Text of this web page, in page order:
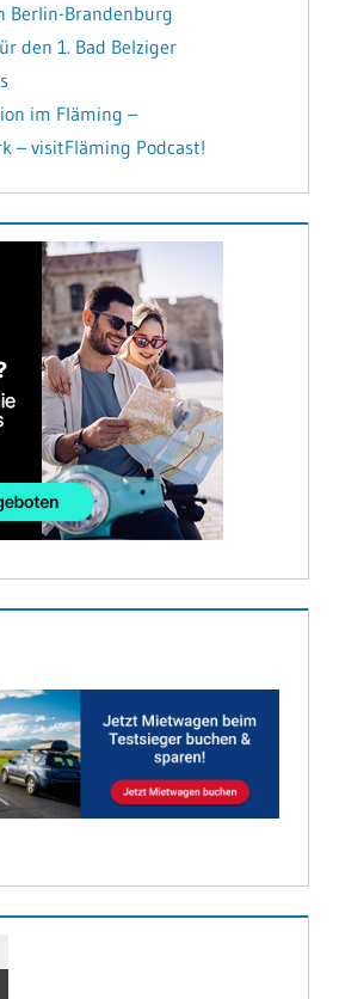
Berlin-Brandenburg
den 1. Bad Belziger
im Fläming –
– visitFläming Podcast!